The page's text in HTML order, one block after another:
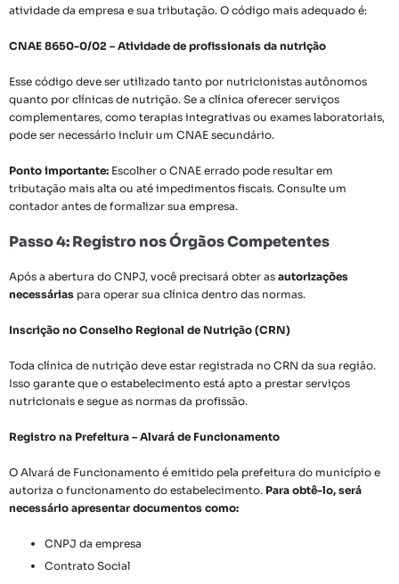
atividade da empresa e sua tributação. O código mais adequado é:
CNAE 8650-0/02 – Atividade de profissionais da nutrição
Esse código deve ser utilizado tanto por nutricionistas autônomos
quanto por clínicas de nutrição. Se a clínica oferecer serviços
complementares, como terapias integrativas ou exames laboratoriais,
pode ser necessário incluir um CNAE secundário.
Ponto importante: Escolher o CNAE errado pode resultar em
tributação mais alta ou até impedimentos fiscais. Consulte um
contador antes de formalizar sua empresa.
Passo 4: Registro nos Órgãos Competentes
Após a abertura do CNPJ, você precisará obter as autorizações
necessárias para operar sua clínica dentro das normas.
Inscrição no Conselho Regional de Nutrição (CRN)
Toda clínica de nutrição deve estar registrada no CRN da sua região.
Isso garante que o estabelecimento está apto a prestar serviços
nutricionais e segue as normas da profissão.
Registro na Prefeitura – Alvará de Funcionamento
O Alvará de Funcionamento é emitido pela prefeitura do município e
autoriza o funcionamento do estabelecimento. Para obtê-lo, será
necessário apresentar documentos como:
CNPJ da empresa
Contrato Social